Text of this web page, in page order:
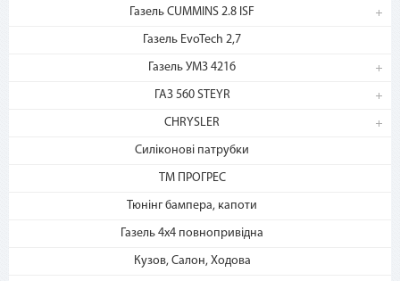
Газель CUMMINS 2.8 ISF
Газель EvoTech 2,7
Газель УМЗ 4216
ГАЗ 560 STEYR
CHRYSLER
Силіконові патрубки
ТМ ПРОГРЕС
Тюнінг бампера, капоти
Газель 4х4 повнопривідна
Кузов, Салон, Ходова
на b2motor.com и положите
2. Выберите способ оплаты –